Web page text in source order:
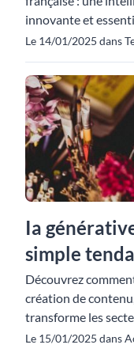
innovante et
Le 14/01/2025 dans
Ia
simple
Découvrez
création de
transforme les
Le 15/01/2025 dans